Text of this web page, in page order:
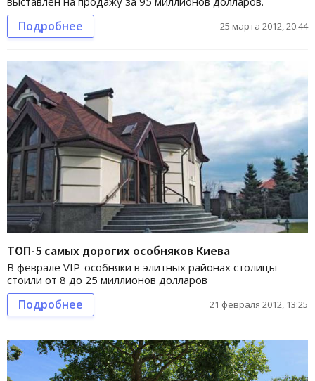
Подробнее 25 марта 2012, 20:44
ТОП-5 самых дорогих особняков Киева
В феврале VIP-особняки в элитных районах столицы
стоили от 8 до 25 миллионов долларов
Подробнее 21 февраля 2012, 13:25